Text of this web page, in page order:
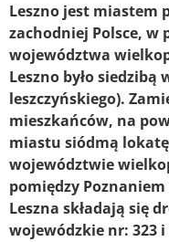
Leszno jest miastem
zachodniej Polsce, w
województwa
Leszno było siedzibą
leszczyńskiego).
mieszkańców, na
miastu siódmą
województwie
pomiędzy
Leszna składają się
wojewódzkie nr: 323 i